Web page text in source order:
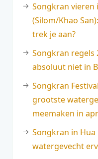
Songkran vieren
(Silom/Khao
trek je aan?
Songkran regels
absoluut niet in
Songkran
grootste
meemaken in
Songkran in
watergevecht